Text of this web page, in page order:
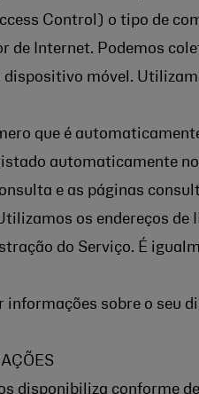
Control) o tipo de
de Internet. Podemos
móvel.
que é
automaticamente
e as páginas
os endereços de
do Serviço. É
informações sobre o seu
disponibiliza conforme